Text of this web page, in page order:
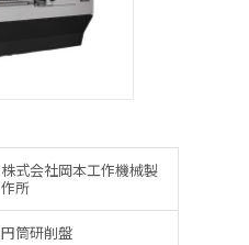
株式会社岡本工作機械製
作所
円筒研削盤